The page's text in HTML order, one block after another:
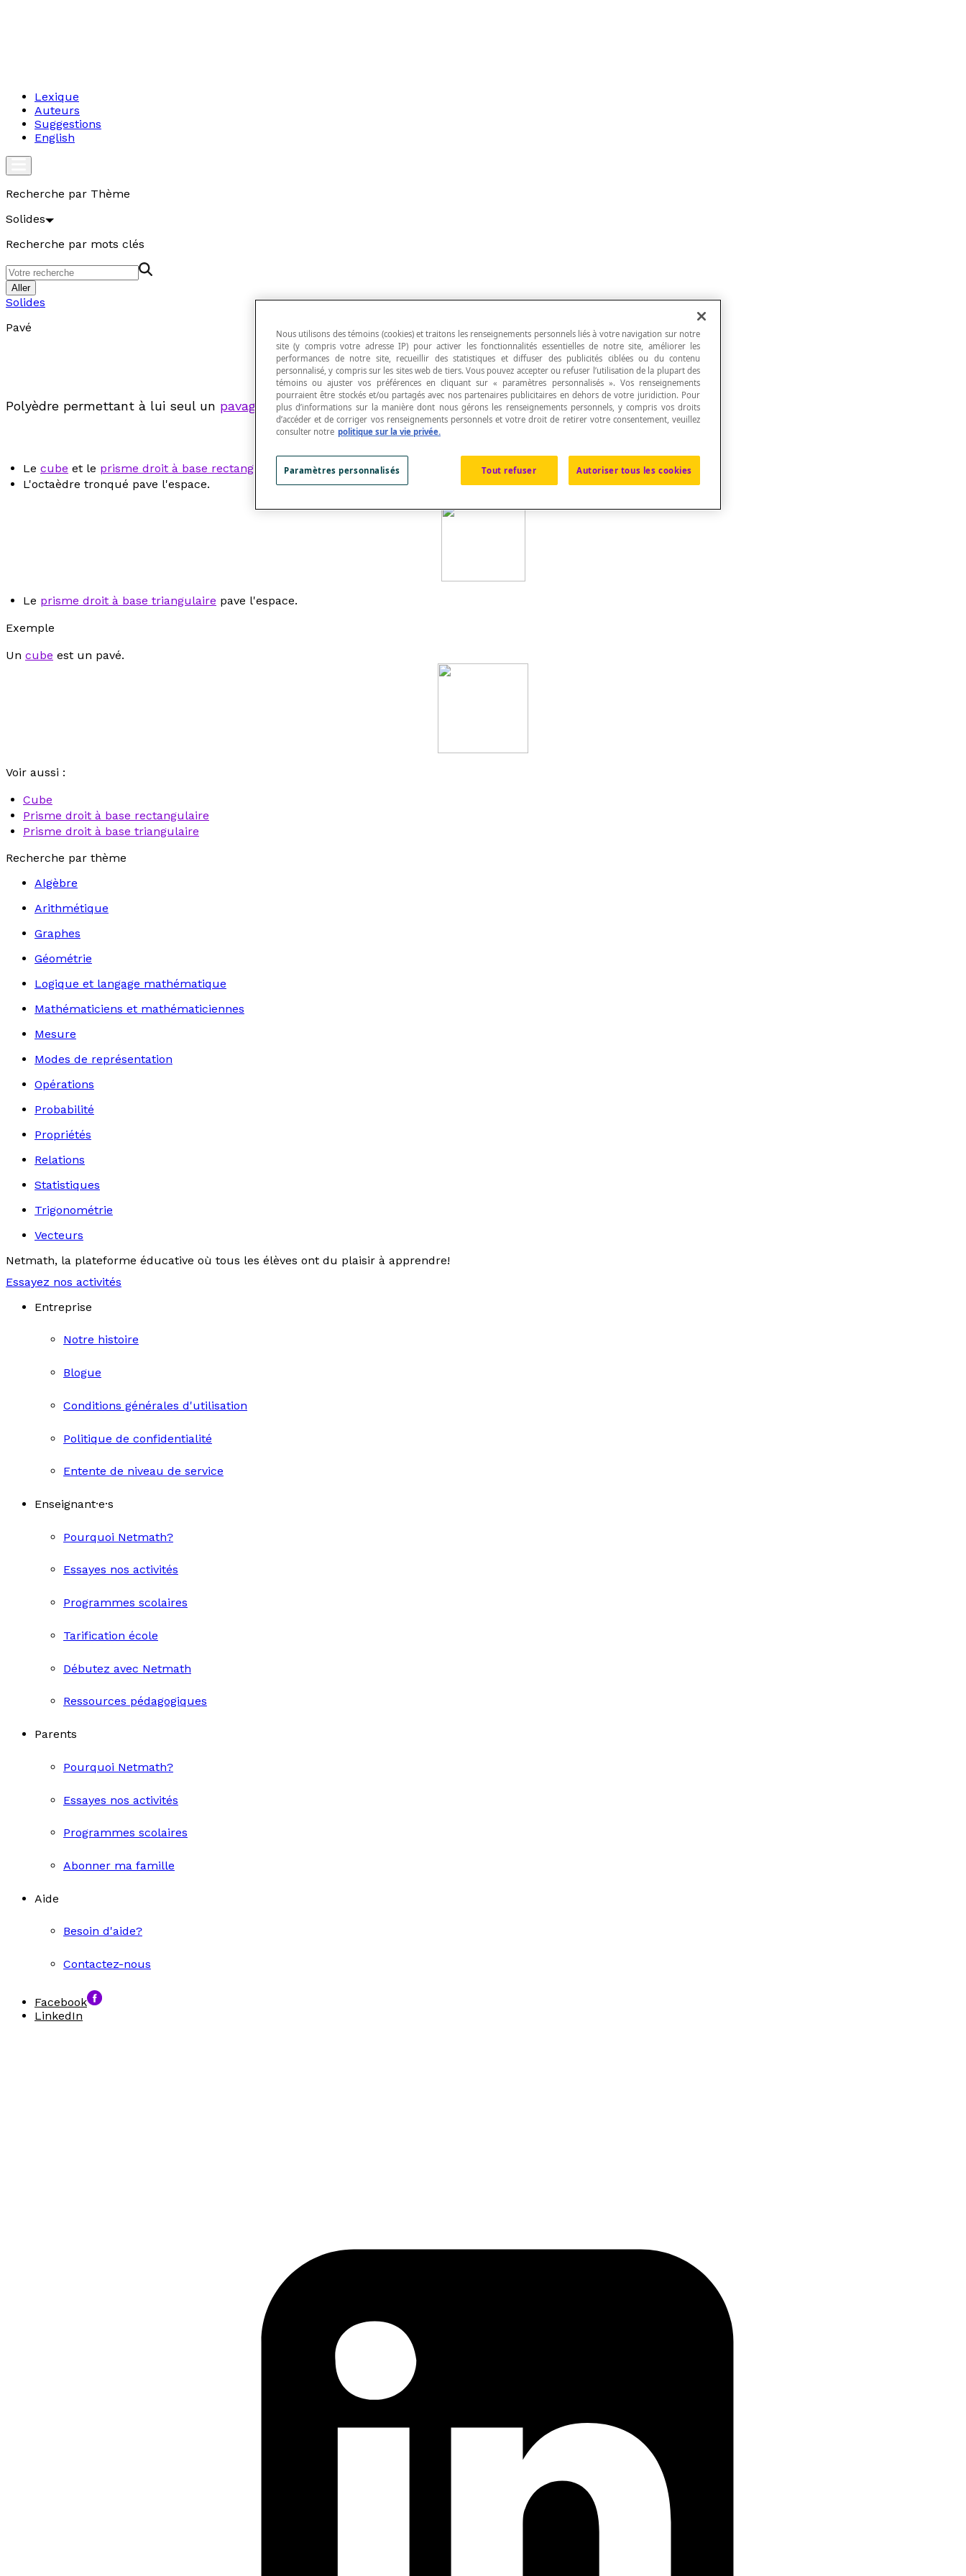
Lexique
Auteurs
Suggestions
English
Recherche par Thème
Solides
Recherche par mots clés
Aller
Solides
Pavé
Polyèdre permettant à lui seul un pavage de l'espace.
Le cube et le prisme droit à base rectangulairepavent l'espace.
L'octaèdre tronqué pave l'espace.
Le prisme droit à base triangulaire pave l'espace.
Exemple
Un cube est un pavé.
Voir aussi :
Cube
Prisme droit à base rectangulaire
Prisme droit à base triangulaire
Recherche par thème
Algèbre
Arithmétique
Graphes
Géométrie
Logique et langage mathématique
Mathématiciens et mathématiciennes
Mesure
Modes de représentation
Opérations
Probabilité
Propriétés
Relations
Statistiques
Trigonométrie
Vecteurs
Netmath, la plateforme éducative où tous les élèves ont du plaisir à apprendre!
Essayez nos activités
Entreprise
Notre histoire
Blogue
Conditions générales d'utilisation
Politique de confidentialité
Entente de niveau de service
Enseignant·e·s
Pourquoi Netmath?
Essayes nos activités
Programmes scolaires
Tarification école
Débutez avec Netmath
Ressources pédagogiques
Parents
Pourquoi Netmath?
Essayes nos activités
Programmes scolaires
Abonner ma famille
Aide
Besoin d'aide?
Contactez-nous
Facebook
LinkedIn
Nous utilisons des témoins (cookies) et traitons les renseignements personnels liés à votre navigation sur notre
site (y compris votre adresse IP) pour activer les fonctionnalités essentielles de notre site, améliorer les
performances de notre site, recueillir des statistiques et diffuser des publicités ciblées ou du contenu
personnalisé, y compris sur les sites web de tiers. Vous pouvez accepter ou refuser l’utilisation de la plupart des
témoins ou ajuster vos préférences en cliquant sur « paramètres personnalisés ». Vos renseignements
pourraient être stockés et/ou partagés avec nos partenaires publicitaires en dehors de votre juridiction. Pour
plus d’informations sur la manière dont nous gérons les renseignements personnels, y compris vos droits
d’accéder et de corriger vos renseignements personnels et votre droit de retirer votre consentement, veuillez
consulter notre politique sur la vie privée.
Tout refuser Autoriser tous les cookies
Paramètres personnalisés